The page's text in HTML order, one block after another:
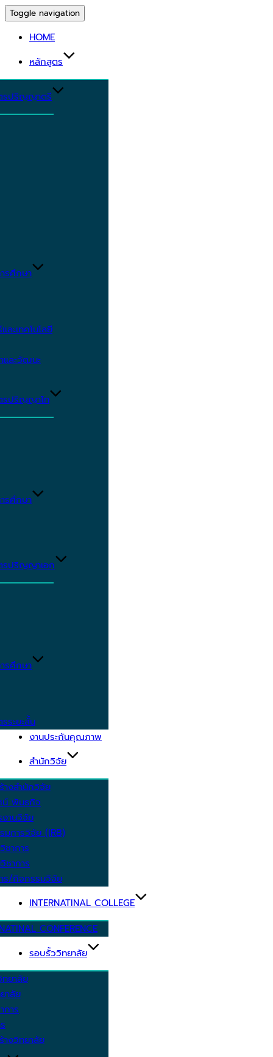
Toggle navigation
HOME
หลักสูตร
รปริญญาตรี
รศึกษา
ะเทคโนโลยี
และวัฒนะ
รปริญญาโท
รศึกษา
รปริญญาเอก
รศึกษา
ระยะสั้น
งานประกันคุณภาพ
สำนักวิจัย
างสำนักวิจัย
น์ พันธกิจ
งานวิจัย
มการวิจัย (IRB)
ชาการ
ชาการ
ร/กิจกรรมวิจัย
INTERNATINAL COLLEGE
CONFERENCE
รอบรั้ววิทยาลัย
ทยาลัย
าลัย
การ
างวิทยาลัย